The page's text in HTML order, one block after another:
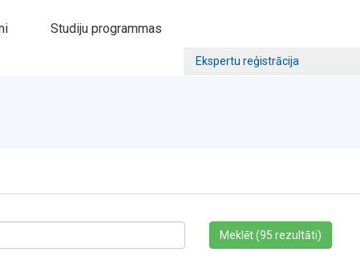
Studiju programmas
Ekspertu reģistrācija
Meklēt (95 rezultāti)